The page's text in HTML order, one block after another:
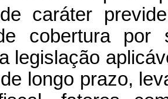
caráter
cobertura por
legislação
longo prazo,